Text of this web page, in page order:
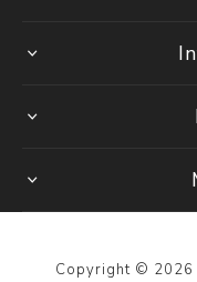
Copyright © 2026